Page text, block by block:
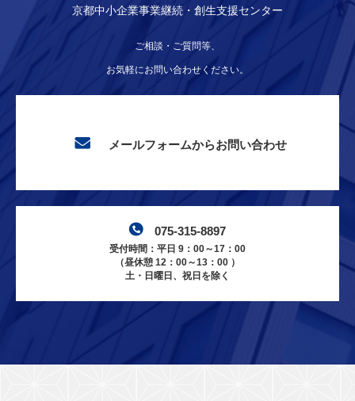
京都中小企業事業継続・創生支援センター
ご相談・ご質問等、
お気軽にお問い合わせください。
メールフォームからお問い合わせ
075-315-8897
受付時間：平日 9：00～17：00
（昼休憩 12：00～13：00 ）
土・日曜日、祝日を除く